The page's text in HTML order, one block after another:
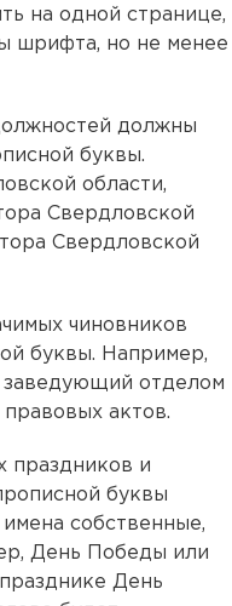
на одной странице,
шрифта, но не менее
должны
буквы.
области,
Свердловской
Свердловской
чиновников
буквы. Например,
заведующий отделом
актов.
праздников и
буквы
собственные,
День Победы или
День